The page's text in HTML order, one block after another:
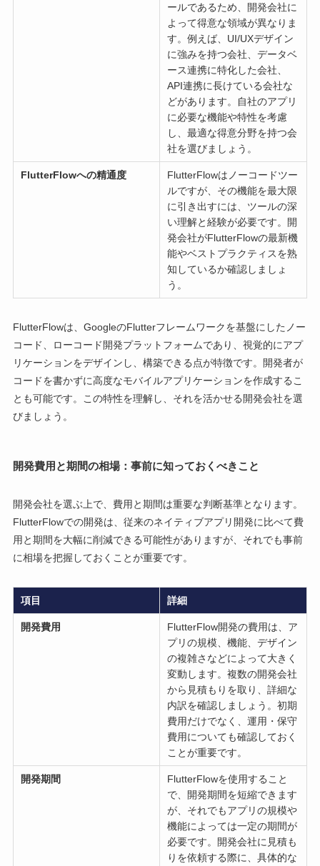
ールであるため、開発会社に
よって得意な領域が異なりま
す。例えば、UI/UXデザイン
に強みを持つ会社、データベ
ース連携に特化した会社、
API連携に長けている会社な
どがあります。自社のアプリ
に必要な機能や特性を考慮
し、最適な得意分野を持つ会
社を選びましょう。
FlutterFlowへの精通度
FlutterFlowはノーコードツー
ルですが、その機能を最大限
に引き出すには、ツールの深
い理解と経験が必要です。開
発会社がFlutterFlowの最新機
能やベストプラクティスを熟
知しているか確認しましょ
う。
FlutterFlowは、GoogleのFlutterフレームワークを基盤にしたノー
コード、ローコード開発プラットフォームであり、視覚的にアプ
リケーションをデザインし、構築できる点が特徴です。開発者が
コードを書かずに高度なモバイルアプリケーションを作成するこ
とも可能です。この特性を理解し、それを活かせる開発会社を選
びましょう。
開発費用と期間の相場：事前に知っておくべきこと
開発会社を選ぶ上で、費用と期間は重要な判断基準となります。
FlutterFlowでの開発は、従来のネイティブアプリ開発に比べて費
用と期間を大幅に削減できる可能性がありますが、それでも事前
に相場を把握しておくことが重要です。
項目 詳細
開発費用
FlutterFlow開発の費用は、ア
プリの規模、機能、デザイン
の複雑さなどによって大きく
変動します。複数の開発会社
から見積もりを取り、詳細な
内訳を確認しましょう。初期
費用だけでなく、運用・保守
費用についても確認しておく
ことが重要です。
開発期間
FlutterFlowを使用すること
で、開発期間を短縮できます
が、それでもアプリの規模や
機能によっては一定の期間が
必要です。開発会社に見積も
りを依頼する際に、具体的な